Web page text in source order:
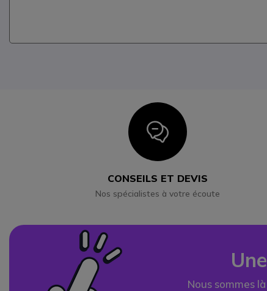
Icon
CONSEILS ET DEVIS
Nos spécialistes à votre écoute
Nous sommes